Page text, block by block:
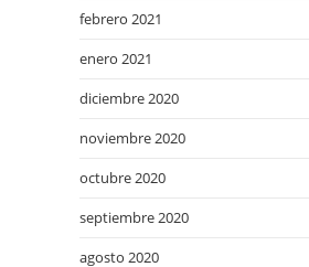
febrero 2021
enero 2021
diciembre 2020
noviembre 2020
octubre 2020
septiembre 2020
agosto 2020